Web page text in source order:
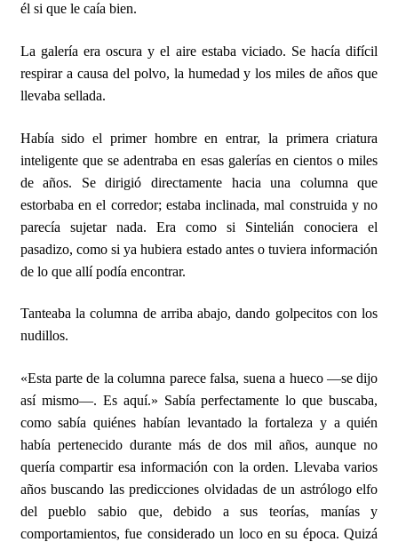
él si que le caía bien.
La galería era oscura y el aire estaba viciado. Se hacía difícil
respirar a causa del polvo, la humedad y los miles de años que
llevaba sellada.
Había sido el primer hombre en entrar, la primera criatura
inteligente que se adentraba en esas galerías en cientos o miles
de años. Se dirigió directamente hacia una columna que
estorbaba en el corredor; estaba inclinada, mal construida y no
parecía sujetar nada. Era como si Sintelián conociera el
pasadizo, como si ya hubiera estado antes o tuviera información
de lo que allí podía encontrar.
Tanteaba la columna de arriba abajo, dando golpecitos con los
nudillos.
«Esta parte de la columna parece falsa, suena a hueco —se dijo
así mismo—. Es aquí.» Sabía perfectamente lo que buscaba,
como sabía quiénes habían levantado la fortaleza y a quién
había pertenecido durante más de dos mil años, aunque no
quería compartir esa información con la orden. Llevaba varios
años buscando las predicciones olvidadas de un astrólogo elfo
del pueblo sabio que, debido a sus teorías, manías y
comportamientos, fue considerado un loco en su época. Quizá